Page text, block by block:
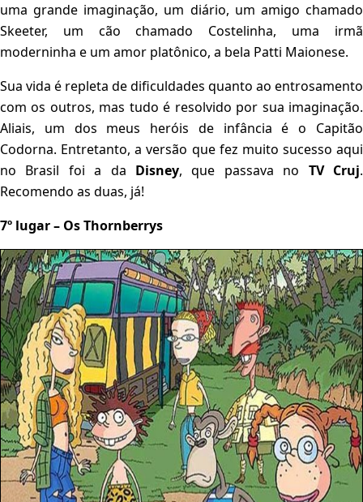
uma grande imaginação, um diário, um amigo chamado
Skeeter, um cão chamado Costelinha, uma irmã
moderninha e um amor platônico, a bela Patti Maionese.
Sua vida é repleta de dificuldades quanto ao entrosamento
com os outros, mas tudo é resolvido por sua imaginação.
Aliais, um dos meus heróis de infância é o Capitão
Codorna. Entretanto, a versão que fez muito sucesso aqui
no Brasil foi a da Disney, que passava no TV Cruj.
Recomendo as duas, já!
7º lugar – Os Thornberrys